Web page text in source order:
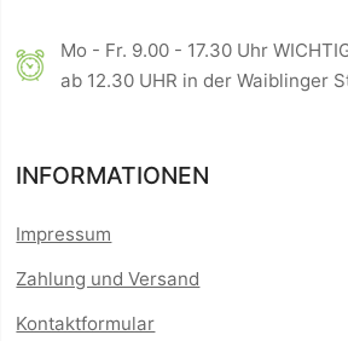
Mo - Fr. 9.00 - 17.30 Uhr
ab 12.30 UHR in der Waiblinger
INFORMATIONEN
Impressum
Zahlung und Versand
Kontaktformular